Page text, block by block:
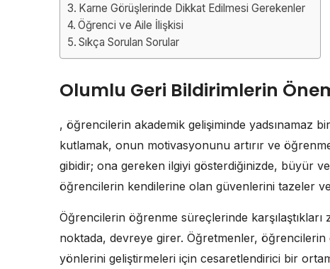
Karne Görüşlerinde Dikkat Edilmesi Gerekenler
Öğrenci ve Aile İlişkisi
Sıkça Sorulan Sorular
Olumlu Geri Bildirimlerin
, öğrencilerin akademik gelişiminde yadsınamaz
kutlamak, onun motivasyonunu artırır ve
gibidir; ona gereken ilgiyi gösterdiğinizde, büyür
öğrencilerin kendilerine olan güvenlerini tazeler
Öğrencilerin öğrenme süreçlerinde karşılaştıkları
noktada, devreye girer. Öğretmenler,
yönlerini geliştirmeleri için cesaretlendirici bir